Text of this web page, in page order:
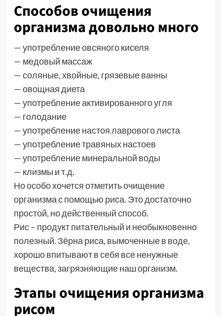
Способов очищения
организма довольно много
— употребление овсяного киселя
— медовый массаж
— соляные, хвойные, грязевые ванны
— овощная диета
— употребление активированного угля
— голодание
— употребление настоя лаврового листа
— употребление травяных настоев
— употребление минеральной воды
— клизмы и т.д.
Но особо хочется отметить очищение
организма с помощью риса. Это достаточно
простой, но действенный способ.
Рис – продукт питательный и необыкновенно
полезный. Зёрна риса, вымоченные в воде,
хорошо впитывают в себя все ненужные
вещества, загрязняющие наш организм.
Этапы очищения организма
рисом